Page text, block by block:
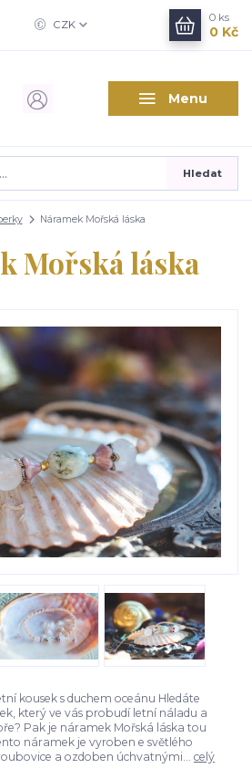
Menu
CZK
Hledat
0 ks
0 Kč
Náramek Mořská láska
Mořská láska
kousek s duchem oceánu Hledáte
který ve vás probudí letní náladu a
Pak je náramek Mořská láska tou
náramek je vyroben e světlého
a ozdoben úchvatnými... celý